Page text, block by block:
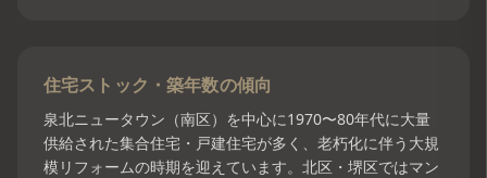
住宅ストック・築年数の傾向
泉北ニュータウン（南区）を中心に1970〜80年代に大量
供給された集合住宅・戸建住宅が多く、老朽化に伴う大規
模リフォームの時期を迎えています。北区・堺区ではマン